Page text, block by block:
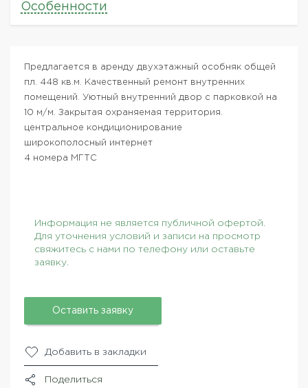
Особенности
Предлагается в аренду двухэтажный особняк общей
пл. 448 кв.м. Качественный ремонт внутренних
помещений. Уютный внутренний двор с парковкой на
10 м/м. Закрытая охраняемая территория.
центральное кондиционирование
широкополосный интернет
4 номера МГТС
Информация не является публичной офертой.
Для уточнения условий и записи на просмотр
свяжитесь с нами по телефону или оставьте
заявку.
Оставить заявку
Добавить в закладки
Поделиться